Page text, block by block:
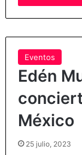
Eventos
Edén
México
25 julio, 2023